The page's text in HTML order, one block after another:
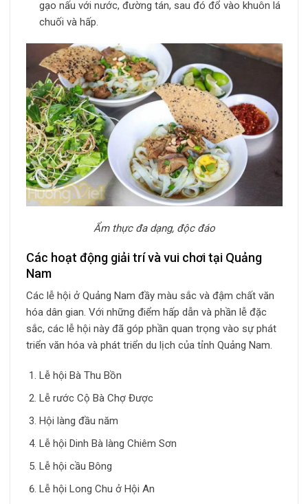
gạo nấu với nước, đường tán, sau đó đổ vào khuôn lá
chuối và hấp.
Ẩm thực đa dạng, độc đáo
Các hoạt động giải trí và vui chơi tại Quảng
Nam
Các lễ hội ở Quảng Nam đầy màu sắc và đậm chất văn
hóa dân gian. Với những điểm hấp dẫn và phần lễ đặc
sắc, các lễ hội này đã góp phần quan trọng vào sự phát
triển văn hóa và phát triển du lịch của tỉnh Quảng Nam.
Lễ hội Bà Thu Bồn
Lễ rước Cộ Bà Chợ Được
Hội làng đầu năm
Lễ hội Dinh Bà làng Chiêm Sơn
Lễ hội cầu Bông
Lễ hội Long Chu ở Hội An